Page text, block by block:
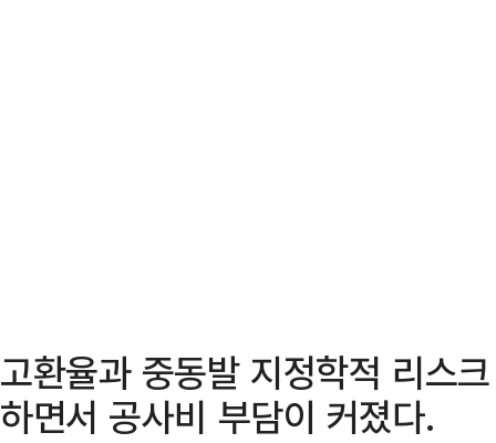
고환율과 중동발 지정학적 리스
하면서 공사비 부담이 커졌다.